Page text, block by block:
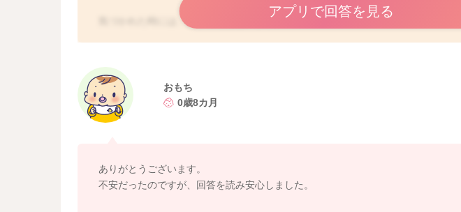
気づかれた時には、驚かれたと思います。
体に何か害を与えるようなことにはならないかと思います。
良かったら参考になさってみてください。
アプリで回答を見る
おもち
0歳8カ月
ありがとうございます。
不安だったのですが、回答を読み安心しました。